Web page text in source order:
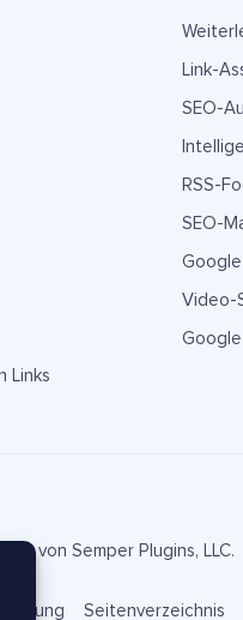
Links
Link-
SEO-
RSS-
SEO-
Video-
von Semper Plugins, LLC.
Seitenverzeichnis